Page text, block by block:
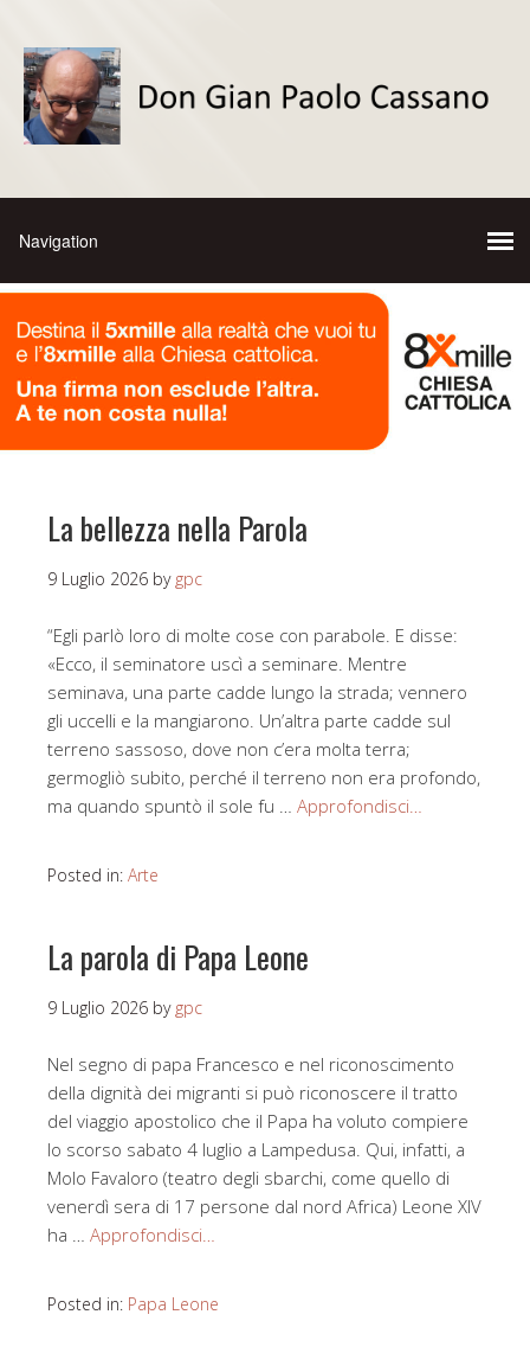
La bellezza nella Parola
9 Luglio 2026 by gpc
“Egli parlò loro di molte cose con parabole. E disse:
«Ecco, il seminatore uscì a seminare. Mentre
seminava, una parte cadde lungo la strada; vennero
gli uccelli e la mangiarono. Un’altra parte cadde sul
terreno sassoso, dove non c’era molta terra;
germogliò subito, perché il terreno non era profondo,
ma quando spuntò il sole fu … Approfondisci…
Posted in: Arte
La parola di Papa Leone
9 Luglio 2026 by gpc
Nel segno di papa Francesco e nel riconoscimento
della dignità dei migranti si può riconoscere il tratto
del viaggio apostolico che il Papa ha voluto compiere
lo scorso sabato 4 luglio a Lampedusa. Qui, infatti, a
Molo Favaloro (teatro degli sbarchi, come quello di
venerdì sera di 17 persone dal nord Africa) Leone XIV
ha … Approfondisci…
Posted in: Papa Leone